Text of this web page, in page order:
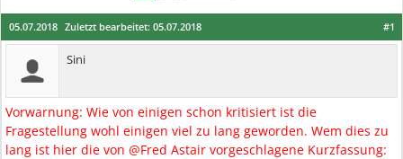
#1
05.07.2018 Zuletzt bearbeitet: 05.07.2018
Sini
Vorwarnung: Wie von einigen schon kritisiert ist die
Fragestellung wohl einigen viel zu lang geworden. Wem dies zu
lang ist hier die von @Fred Astair vorgeschlagene Kurzfassung: